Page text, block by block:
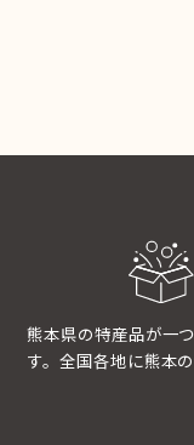
熊本県の特産品が一
す。全国各地に熊本